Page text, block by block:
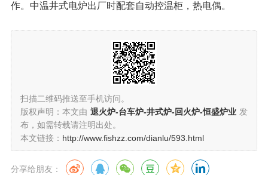
作。中温井式电炉出厂时配套自动控温柜，热电偶。
扫描二维码推送至手机访问。
版权声明：本文由 退火炉-台车炉-井式炉-回火炉-恒盛炉业 发
布，如需转载请注明出处。
本文链接： http://www.fishzz.com/dianlu/593.html
分享给朋友：